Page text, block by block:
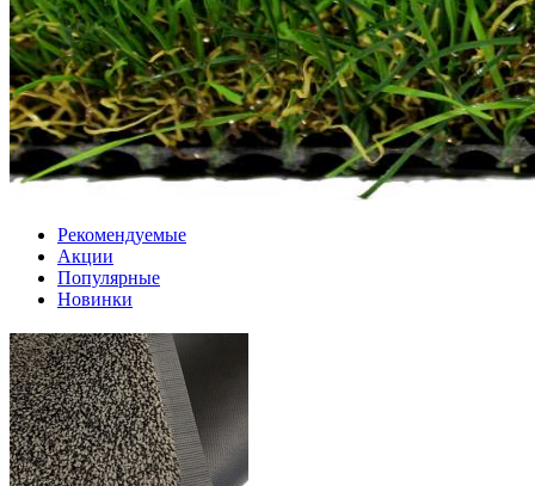
Рекомендуемые
Акции
Популярные
Новинки